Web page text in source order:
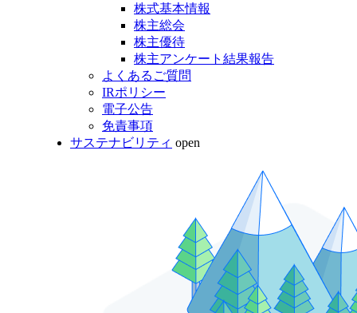
株式基本情報
株主総会
株主優待
株主アンケート結果報告
よくあるご質問
IRポリシー
電子公告
免責事項
サステナビリティ open